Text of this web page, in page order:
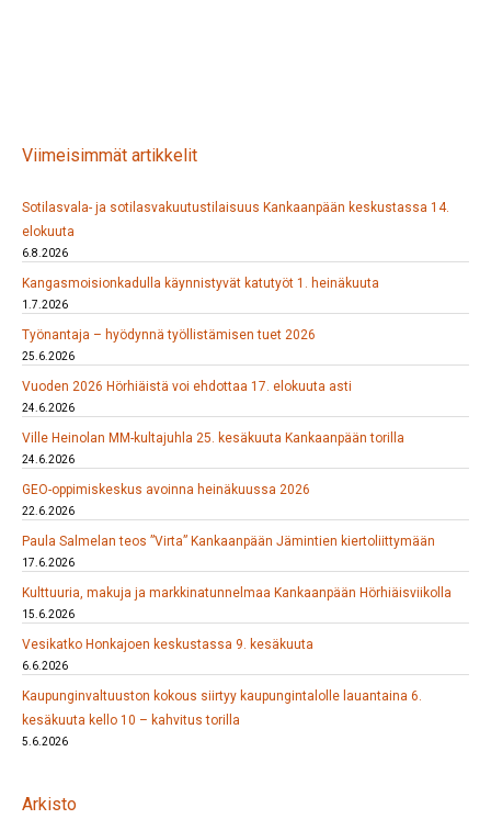
Viimeisimmät artikkelit
Sotilasvala- ja sotilasvakuutustilaisuus Kankaanpään keskustassa 14.
elokuuta
6.8.2026
Kangasmoisionkadulla käynnistyvät katutyöt 1. heinäkuuta
1.7.2026
Työnantaja – hyödynnä työllistämisen tuet 2026
25.6.2026
Vuoden 2026 Hörhiäistä voi ehdottaa 17. elokuuta asti
24.6.2026
Ville Heinolan MM-kultajuhla 25. kesäkuuta Kankaanpään torilla
24.6.2026
GEO-oppimiskeskus avoinna heinäkuussa 2026
22.6.2026
Paula Salmelan teos ”Virta” Kankaanpään Jämintien kiertoliittymään
17.6.2026
Kulttuuria, makuja ja markkinatunnelmaa Kankaanpään Hörhiäisviikolla
15.6.2026
Vesikatko Honkajoen keskustassa 9. kesäkuuta
6.6.2026
Kaupunginvaltuuston kokous siirtyy kaupungintalolle lauantaina 6.
kesäkuuta kello 10 – kahvitus torilla
5.6.2026
Arkisto